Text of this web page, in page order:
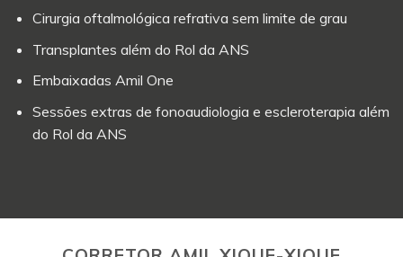
Cirurgia oftalmológica refrativa sem limite de grau
Transplantes além do Rol da ANS
Embaixadas Amil One
Sessões extras de fonoaudiologia e escleroterapia além
do Rol da ANS